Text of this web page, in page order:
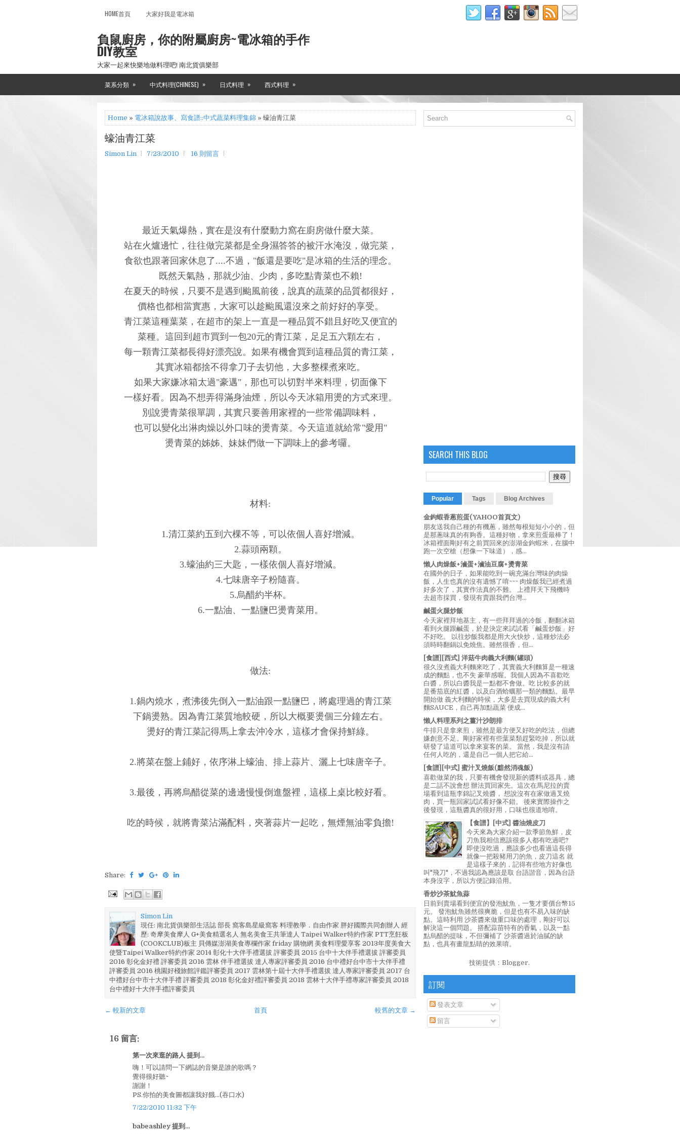
HOME首頁 大家好我是電冰箱
負鼠廚房，你的附屬廚房~電冰箱的手作
DIY教室
大家一起來快樂地做料理吧! 南北貨俱樂部
菜系分類 » 中式料理(CHINESE) » 日式料理 » 西式料理 »
Home » 電冰箱說故事、寫食譜::中式蔬菜料理集錦 » 蠔油青江菜
蠔油青江菜
Simon Lin 7/23/2010 16 則留言
最近天氣爆熱，實在是沒有什麼動力窩在廚房做什麼大菜。
站在火爐邊忙，往往做完菜都是全身濕答答的被汗水淹沒，做完菜，
食欲也跟著回家休息了....不過，"飯還是要吃"是冰箱的生活的理念。
既然天氣熱，那就少油、少肉，多吃點青菜也不賴!
在夏天的時候，只要不是遇到颱風前後，說真的蔬菜的品質都很好，
價格也都相當實惠，大家可以趁颱風還沒來之前好好的享受。
青江菜這種葉菜，在超市的架上一直是一種品質不錯且好吃又便宜的
菜種。這回到超市買到一包20元的青江菜，足足五六顆左右，
每一顆青江菜都長得好漂亮說。如果有機會買到這種品質的青江菜，
其實冰箱都捨不得拿刀子去切他，大多整棵煮來吃。
如果大家嫌冰箱太過"豪邁"，那也可以切對半來料理，切面像下
一樣好看。因為不想弄得滿身油煙，所以今天冰箱用燙的方式來理。
別說燙青菜很單調，其實只要善用家裡的一些常備調味料，
也可以變化出淋肉燥以外口味的燙青菜。今天這道就給常"愛用"
燙青菜的姊姊、妹妹們做一下調味上的參考囉。
材料:
1.清江菜約五到六棵不等，可以依個人喜好增減。
2.蒜頭兩顆。
3.蠔油約三大匙，一樣依個人喜好增減。
4.七味唐辛子粉隨喜。
5.烏醋約半杯。
6.一點油、一點鹽巴燙青菜用。
做法:
1.鍋內燒水，煮沸後先倒入一點油跟一點鹽巴，將處理過的青江菜
下鍋燙熟。因為青江菜質地較硬，所以大概要燙個三分鐘左右。
燙好的青江菜記得馬上拿去沖冷水，這樣才會保持鮮綠。
2.將菜在盤上鋪好，依序淋上蠔油、排上蒜片、灑上七味唐辛子。
3.最後，再將烏醋從菜的邊邊慢慢倒進盤裡，這樣上桌比較好看。
吃的時候，就將青菜沾滿配料，夾著蒜片一起吃，無煙無油零負擔!
Share:
Simon Lin
現任: 南北貨俱樂部生活誌 部長 窩客島星級窩客 料理教學．自由作家 胖好國際共同創辦人 經
歷: 奇摩美食摩人 G+美食精選名人 無名美食王共筆達人 Taipei Walker特約作家 PTT烹飪板
(COOKCLUB)板主 貝傳媒澎湖美食專欄作家 friday 購物網 美食料理愛享客 2013年度美食大
使暨Taipei Walker特約作家 2014 彰化十大伴手禮選拔 評審委員 2015 台中十大伴手禮選拔 評審委員
2016 彰化金好禮 評審委員 2016 雲林 伴手禮選拔 達人專家評審委員 2016 台中禮好台中市十大伴手禮
評審委員 2016 桃園好棧旅館評鑑評審委員 2017 雲林第十屆十大伴手禮選拔 達人專家評審委員 2017 台
中禮好台中市十大伴手禮 評審委員 2018 彰化金好禮評審委員 2018 雲林十大伴手禮專家評審委員 2018
台中禮好十大伴手禮評審委員
← 較新的文章 較舊的文章 →
首頁
16 留言:
第一次來逛的路人 提到...
嗨！可以請問一下網誌的音樂是誰的歌嗎？
覺得很好聽~
謝謝！
PS.你拍的美食圖都讓我好餓...(吞口水)
7/22/2010 11:32 下午
babeashley 提到...
SEARCH THIS BLOG
Popular Tags Blog Archives
金鉤蝦香蔥煎蛋(YAHOO首頁文)
朋友送我自己種的有機蔥，雖然每根短短小小的，但
是那蔥味真的有夠香。這種好物，拿來煎蛋最棒了！
冰箱裡面剛好有之前買回來的澎湖金鉤蝦米，在腦中
跑一次空槍（想像一下味道），感...
懶人肉燥飯+滷蛋+滷油豆腐+燙青菜
在國外的日子，如果能吃到一碗充滿台灣味的肉燥
飯，人生也真的沒有遺憾了唷~~~ 肉燥飯我已經煮過
好多次了，其實作法真的不難。 上禮拜天下飛機時
去超市採買，發現有賣跟我們台灣...
鹹蛋火腿炒飯
今天家裡拜地基主，有一些拜拜過的冷飯，翻翻冰箱
看到火腿跟鹹蛋，於是決定來試試看「鹹蛋炒飯」好
不好吃。 以往炒飯我都是用大火快炒，這種炒法必
須時時翻鍋以免燒焦。雖然很香，但...
[食譜][西式] 洋菇牛肉義大利麵(罐頭)
很久沒煮義大利麵來吃了，其實義大利麵算是一種速
成的麵點，也不失 豪華感喔。我個人因為不喜歡吃
白醬，所以白醬我是一點都不會做。吃 比較多的就
是番茄底的紅醬，以及白酒蛤蠣那一類的麵點。最早
開始做 義大利麵的時候，大多是去買現成的義大利
麵SAUCE，自己再加點蔬菜 便成...
懶人料理系列之薑汁沙朗排
牛排只是拿來煎，雖然是最方便又好吃的吃法，但總
嫌創意不足。剛好家裡有些葉菜類趕緊吃掉，所以就
研發了這道可以拿來宴客的菜。 當然，我是沒有請
任何人吃的，還是自己一個人把它給...
[食譜][中式] 蜜汁叉燒飯(黯然消魂飯)
喜歡做菜的我，只要有機會發現新的醬料或器具，總
是二話不說會想 辦法買回家先。這次在馬尼拉的賣
場看到這瓶李錦記叉燒醬， 想說沒有在家做過叉燒
肉，買一瓶回家試試看好像不錯。 後來實際操作之
後發現，這瓶醬真的很好用，口味也很道地唷。
【食譜】[中式] 醬油燒皮刀
今天來為大家介紹一款季節魚鮮，皮
刀魚我相信應該很多人都有吃過吧?
即使沒吃過，應該多少也看過這長得
就像一把殺豬用刀的魚，皮刀這名 就
是這樣子來的，記得有些地方好像也
叫"飛刀"，不過我認為應該是取 台語諧音，因為台語
本身沒字，所以方便記錄沿用。
香炒沙茶魷魚蒜
日前到賣場看到便宜的發泡魷魚，一隻才要價台幣15
元。 發泡魷魚雖然很爽脆，但是也有不易入味的缺
點。這時利用 沙茶醬來做重口味的處理，剛好可以
解決這一個問題。 搭配蒜苗特有的香氣，以及一點
點烏醋的提味，不但彌補了 沙茶醬過於油膩的缺
點，也具有畫龍點睛的效果唷。
技術提供： Blogger.
訂閱
發表文章
留言